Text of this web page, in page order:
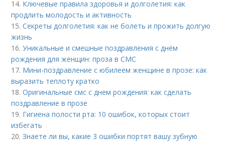
14. Ключевые правила здоровья и долголетия: как
продлить молодость и активность
15.Секреты долголетия: как не болеть и прожить долгую
жизнь
16.Уникальные и смешные поздравления с днём
рождения для женщин: проза в СМС
17. Мини-поздравление с юбилеем женщине в прозе: как
выразить теплоту кратко
18.Оригинальные смс с днем рождения: как сделать
поздравление в прозе
19. Гигиена полости рта: 10 ошибок, которых стоит
избегать
20.Знаете ли вы, какие 3 ошибки портят вашу зубную